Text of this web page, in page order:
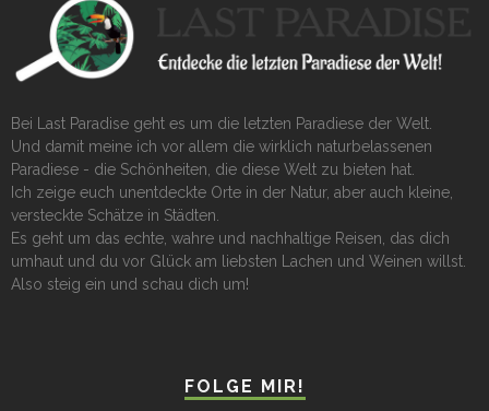
Bei Last Paradise geht es um die letzten Paradiese der Welt.
Und damit meine ich vor allem die wirklich naturbelassenen
Paradiese - die Schönheiten, die diese Welt zu bieten hat.
Ich zeige euch unentdeckte Orte in der Natur, aber auch kleine,
versteckte Schätze in Städten.
Es geht um das echte, wahre und nachhaltige Reisen, das dich
umhaut und du vor Glück am liebsten Lachen und Weinen willst.
Also steig ein und schau dich um!
FOLGE MIR!